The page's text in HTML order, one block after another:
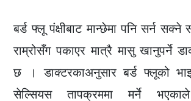
बर्ड फ्लू पंक्षीबाट मान्छेमा पनि सर्न सक्ने
राम्रोसँग पकाएर मात्रै मासु खानुपर्ने
छ । डाक्टरकाअनुसार बर्ड फ्लूको
सेल्सियस तापक्रममा मर्ने